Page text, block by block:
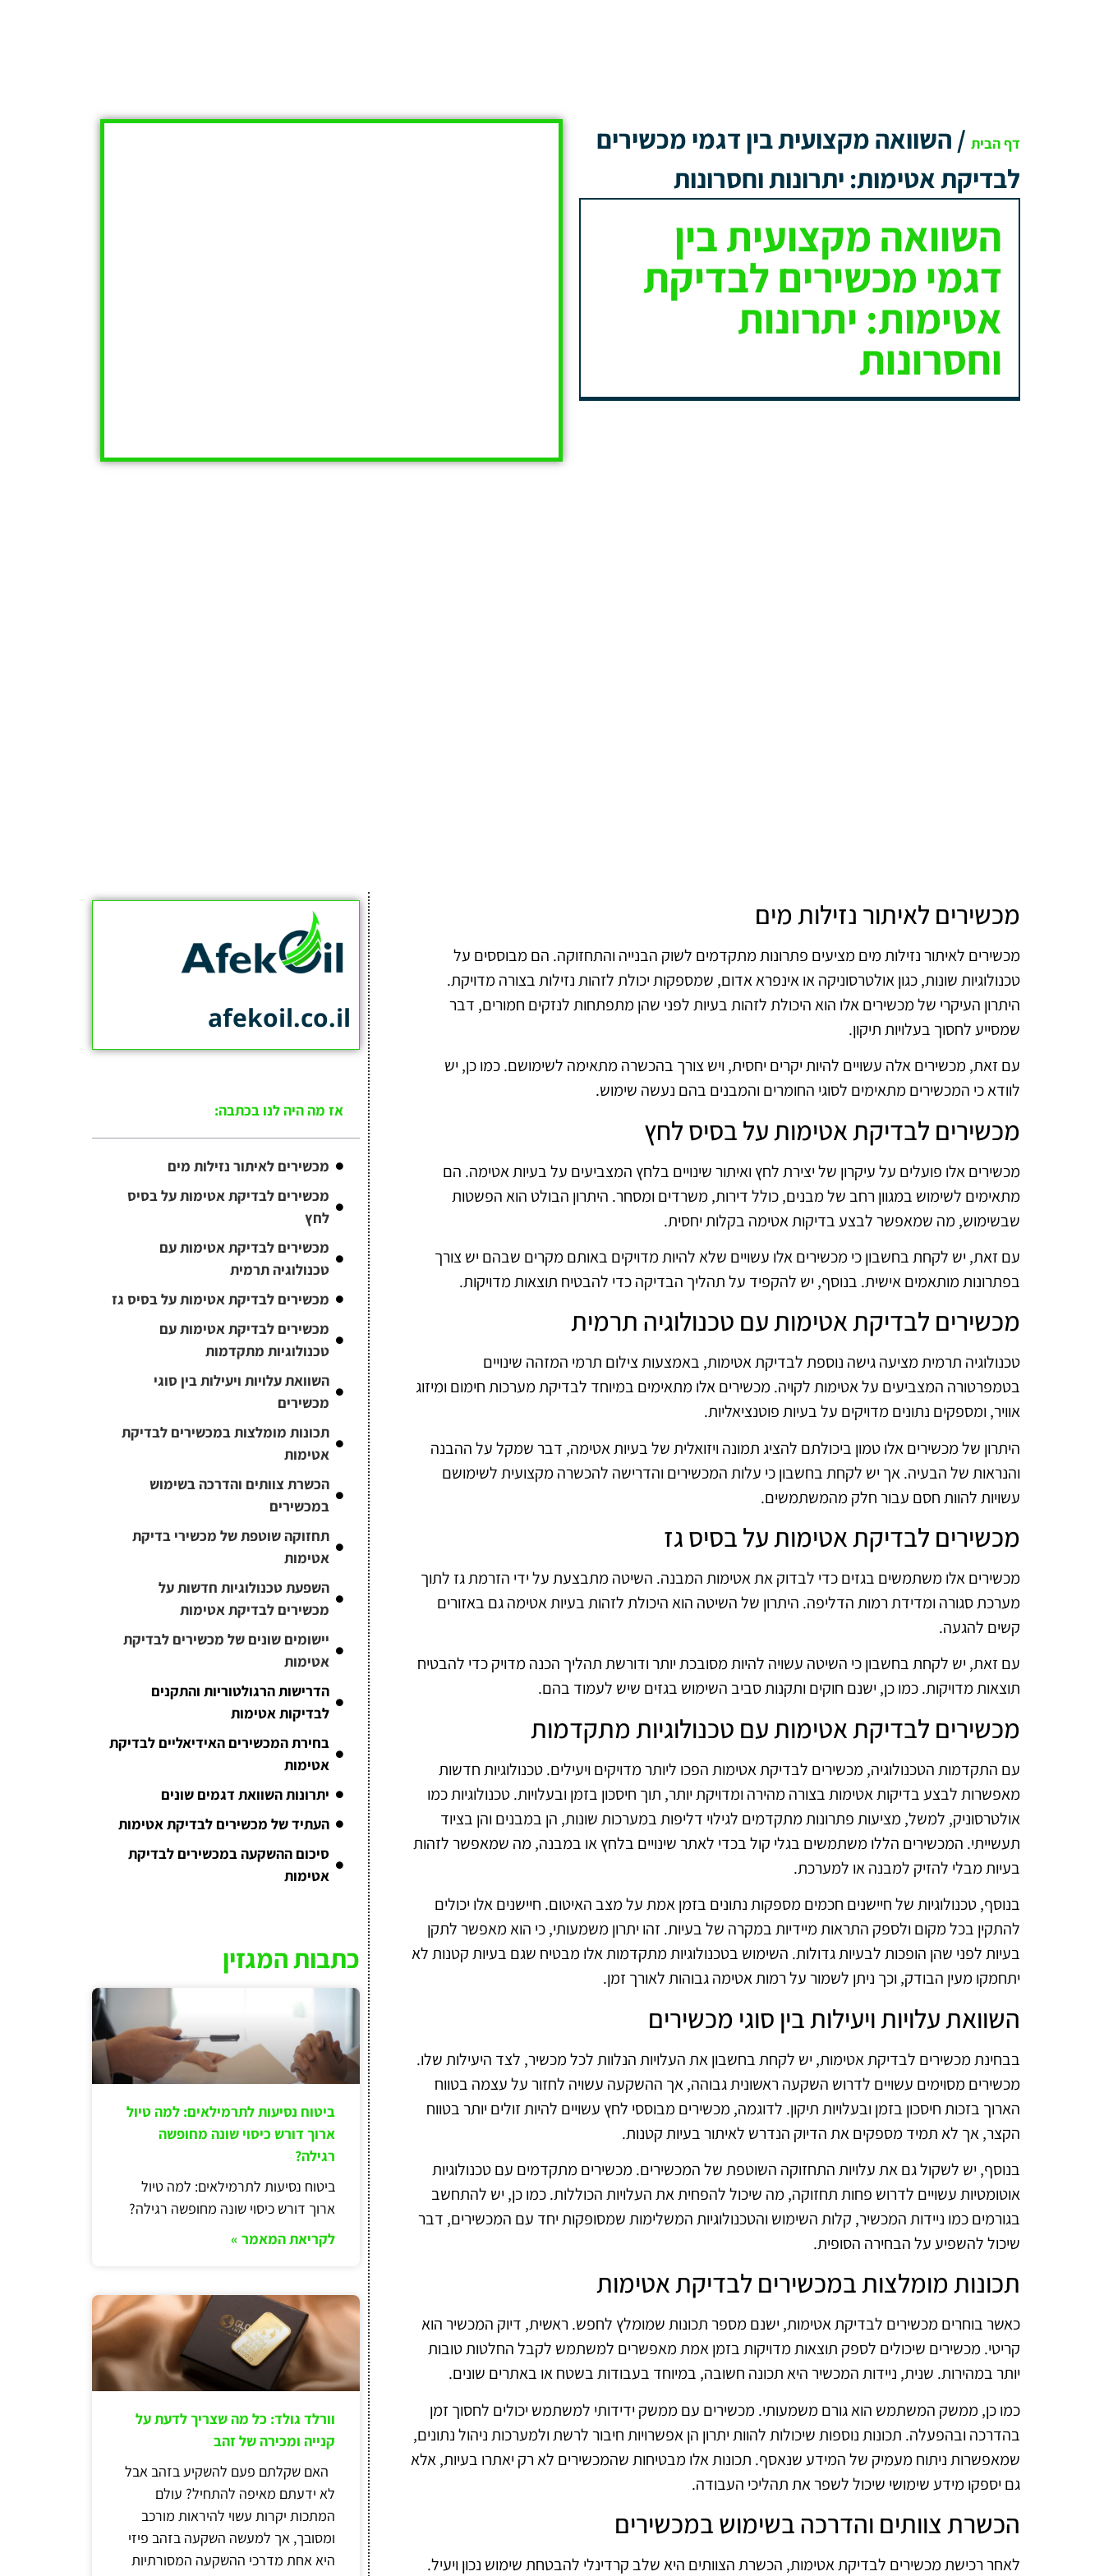
דף הבית /השוואה מקצועית בין דגמי מכשירים
לבדיקת אטימות: יתרונות וחסרונות
השוואה מקצועית בין
דגמי מכשירים לבדיקת
אטימות: יתרונות
וחסרונות
מכשירים לאיתור נזילות מים
מכשירים לאיתור נזילות מים מציעים פתרונות מתקדמים לשוק הבנייה והתחזוקה. הם מבוססים על
טכנולוגיות שונות, כגון אולטרסוניקה או אינפרא אדום, שמספקות יכולת לזהות נזילות בצורה מדויקת.
היתרון העיקרי של מכשירים אלו הוא היכולת לזהות בעיות לפני שהן מתפתחות לנזקים חמורים, דבר
שמסייע לחסוך בעלויות תיקון.
עם זאת, מכשירים אלה עשויים להיות יקרים יחסית, ויש צורך בהכשרה מתאימה לשימושם. כמו כן, יש
לוודא כי המכשירים מתאימים לסוגי החומרים והמבנים בהם נעשה שימוש.
מכשירים לבדיקת אטימות על בסיס לחץ
מכשירים אלו פועלים על עיקרון של יצירת לחץ ואיתור שינויים בלחץ המצביעים על בעיות אטימה. הם
מתאימים לשימוש במגוון רחב של מבנים, כולל דירות, משרדים ומסחר. היתרון הבולט הוא הפשטות
שבשימוש, מה שמאפשר לבצע בדיקות אטימה בקלות יחסית.
עם זאת, יש לקחת בחשבון כי מכשירים אלו עשויים שלא להיות מדויקים באותם מקרים שבהם יש צורך
בפתרונות מותאמים אישית. בנוסף, יש להקפיד על תהליך הבדיקה כדי להבטיח תוצאות מדויקות.
מכשירים לבדיקת אטימות עם טכנולוגיה תרמית
טכנולוגיה תרמית מציעה גישה נוספת לבדיקת אטימות, באמצעות צילום תרמי המזהה שינויים
בטמפרטורה המצביעים על אטימות לקויה. מכשירים אלו מתאימים במיוחד לבדיקת מערכות חימום ומיזוג
אוויר, ומספקים נתונים מדויקים על בעיות פוטנציאליות.
היתרון של מכשירים אלו טמון ביכולתם להציג תמונה ויזואלית של בעיות אטימה, דבר שמקל על ההבנה
והנראות של הבעיה. אך יש לקחת בחשבון כי עלות המכשירים והדרישה להכשרה מקצועית לשימושם
עשויות להוות חסם עבור חלק מהמשתמשים.
מכשירים לבדיקת אטימות על בסיס גז
מכשירים אלו משתמשים בגזים כדי לבדוק את אטימות המבנה. השיטה מתבצעת על ידי הזרמת גז לתוך
מערכת סגורה ומדידת רמות הדליפה. היתרון של השיטה הוא היכולת לזהות בעיות אטימה גם באזורים
קשים להגעה.
עם זאת, יש לקחת בחשבון כי השיטה עשויה להיות מסובכת יותר ודורשת תהליך הכנה מדויק כדי להבטיח
תוצאות מדויקות. כמו כן, ישנם חוקים ותקנות סביב השימוש בגזים שיש לעמוד בהם.
מכשירים לבדיקת אטימות עם טכנולוגיות מתקדמות
עם התקדמות הטכנולוגיה, מכשירים לבדיקת אטימות הפכו ליותר מדויקים ויעילים. טכנולוגיות חדשות
מאפשרות לבצע בדיקות אטימות בצורה מהירה ומדויקת יותר, תוך חיסכון בזמן ובעלויות. טכנולוגיות כמו
אולטרסוניק, למשל, מציעות פתרונות מתקדמים לגילוי דליפות במערכות שונות, הן במבנים והן בציוד
תעשייתי. המכשירים הללו משתמשים בגלי קול בכדי לאתר שינויים בלחץ או במבנה, מה שמאפשר לזהות
בעיות מבלי להזיק למבנה או למערכת.
בנוסף, טכנולוגיות של חיישנים חכמים מספקות נתונים בזמן אמת על מצב האיטום. חיישנים אלו יכולים
להתקין בכל מקום ולספק התראות מיידיות במקרה של בעיות. זהו יתרון משמעותי, כי הוא מאפשר לתקן
בעיות לפני שהן הופכות לבעיות גדולות. השימוש בטכנולוגיות מתקדמות אלו מבטיח שגם בעיות קטנות לא
יתחמקו מעין הבודק, וכך ניתן לשמור על רמות אטימה גבוהות לאורך זמן.
השוואת עלויות ויעילות בין סוגי מכשירים
בבחינת מכשירים לבדיקת אטימות, יש לקחת בחשבון את העלויות הנלוות לכל מכשיר, לצד היעילות שלו.
מכשירים מסוימים עשויים לדרוש השקעה ראשונית גבוהה, אך ההשקעה עשויה לחזור על עצמה בטווח
הארוך בזכות חיסכון בזמן ובעלויות תיקון. לדוגמה, מכשירים מבוססי לחץ עשויים להיות זולים יותר בטווח
הקצר, אך לא תמיד מספקים את הדיוק הנדרש לאיתור בעיות קטנות.
בנוסף, יש לשקול גם את עלויות התחזוקה השוטפת של המכשירים. מכשירים מתקדמים עם טכנולוגיות
אוטומטיות עשויים לדרוש פחות תחזוקה, מה שיכול להפחית את העלויות הכוללות. כמו כן, יש להתחשב
בגורמים כמו ניידות המכשיר, קלות השימוש והטכנולוגיות המשלימות שמסופקות יחד עם המכשירים, דבר
שיכול להשפיע על הבחירה הסופית.
תכונות מומלצות במכשירים לבדיקת אטימות
כאשר בוחרים מכשירים לבדיקת אטימות, ישנם מספר תכונות שמומלץ לחפש. ראשית, דיוק המכשיר הוא
קריטי. מכשירים שיכולים לספק תוצאות מדויקות בזמן אמת מאפשרים למשתמש לקבל החלטות טובות
יותר במהירות. שנית, ניידות המכשיר היא תכונה חשובה, במיוחד בעבודות בשטח או באתרים שונים.
כמו כן, ממשק המשתמש הוא גורם משמעותי. מכשירים עם ממשק ידידותי למשתמש יכולים לחסוך זמן
בהדרכה ובהפעלה. תכונות נוספות שיכולות להוות יתרון הן אפשרויות חיבור לרשת ולמערכות ניהול נתונים,
שמאפשרות ניתוח מעמיק של המידע שנאסף. תכונות אלו מבטיחות שהמכשירים לא רק יאתרו בעיות, אלא
גם יספקו מידע שימושי שיכול לשפר את תהליכי העבודה.
הכשרת צוותים והדרכה בשימוש במכשירים
לאחר רכישת מכשירים לבדיקת אטימות, הכשרת הצוותים היא שלב קרדינלי להבטחת שימוש נכון ויעיל.
afekoil.co.il
אז מה היה לנו בכתבה:
מכשירים לאיתור נזילות מים
מכשירים לבדיקת אטימות על בסיס
לחץ
מכשירים לבדיקת אטימות עם
טכנולוגיה תרמית
מכשירים לבדיקת אטימות על בסיס גז
מכשירים לבדיקת אטימות עם
טכנולוגיות מתקדמות
השוואת עלויות ויעילות בין סוגי
מכשירים
תכונות מומלצות במכשירים לבדיקת
אטימות
הכשרת צוותים והדרכה בשימוש
במכשירים
תחזוקה שוטפת של מכשירי בדיקת
אטימות
השפעת טכנולוגיות חדשות על
מכשירים לבדיקת אטימות
יישומים שונים של מכשירים לבדיקת
אטימות
הדרישות הרגולטוריות והתקנים
לבדיקות אטימות
בחירת המכשירים האידיאליים לבדיקת
אטימות
יתרונות השוואת דגמים שונים
העתיד של מכשירים לבדיקת אטימות
סיכום ההשקעה במכשירים לבדיקת
אטימות
כתבות המגזין
ביטוח נסיעות לתרמילאים: למה טיול
ארוך דורש כיסוי שונה מחופשה
רגילה?
ביטוח נסיעות לתרמילאים: למה טיול
ארוך דורש כיסוי שונה מחופשה רגילה?
לקריאת המאמר »
וורלד גולד: כל מה שצריך לדעת על
קנייה ומכירה של זהב
האם שקלתם פעם להשקיע בזהב אבל
לא ידעתם מאיפה להתחיל? עולם
המתכות יקרות עשוי להיראות מורכב
ומסובך, אך למעשה השקעה בזהב פיזי
היא אחת מדרכי ההשקעה המסורתיות